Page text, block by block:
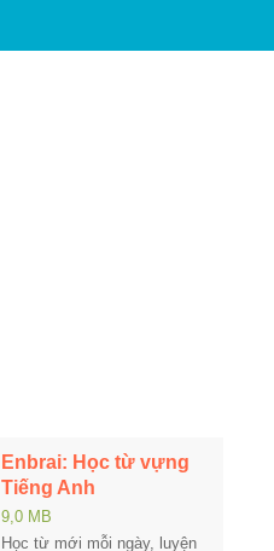
Enbrai: Học từ vựng
Tiếng Anh
9,0 MB
Học từ mới mỗi ngày, luyện